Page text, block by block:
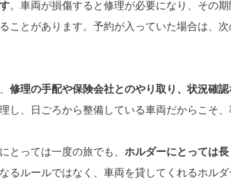
。車両が損傷すると修理が必要になり、その
ことがあります。予約が入っていた場合は、
修理の手配や保険会社とのやり取り、状況確
し、日ごろから整備している車両だからこそ
とっては一度の旅でも、 ホルダーにとっては
るルールではなく、車両を貸してくれるホル